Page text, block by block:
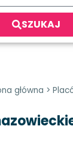
SZUKAJ
główna >